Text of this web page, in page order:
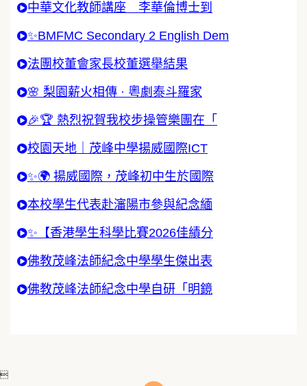
中華文化教師講座 李華倫博士到
✨BMFMC Secondary 2 English Dem
法團校董會家長校董選舉結果
🌸 梨園薪火相傳 · 粵劇泰斗羅家
🎉🏆 熱烈祝賀我校步操管樂團在「
校園天地｜茂峰中學揚威國際ICT
✨🌍 揚威國際，茂峰初中生於國際
本校學生代表赴瀋陽市參與紀念緬
✨【香港學生科學比賽2026佳績分
佛教茂峰法師紀念中學學生傑出表
佛教茂峰法師紀念中學自研「明鏡
